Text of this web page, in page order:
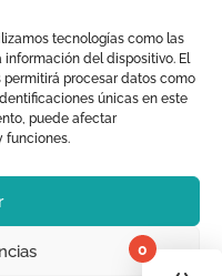
tecnologías como las
del dispositivo. El
procesar datos como
únicas en este
puede afectar
funciones.
0